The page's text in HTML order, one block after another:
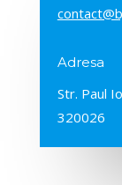
Adresa
Str. Paul
320026